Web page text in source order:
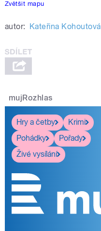
Zvětšit mapu
autor: Kateřina Kohoutová
mujRozhlas
Hry a četby
Krimi
Pohádky
Pořady
Živé vysílání